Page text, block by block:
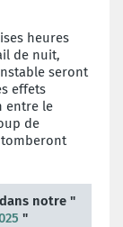
heures
de nuit,
seront
effets
entre le
de
dans notre "
"